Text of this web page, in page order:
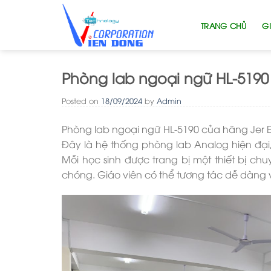
TRANG CHỦ
Phòng lab ngoại ngữ HL-
Posted on 18/09/2024 by Admin
Phòng lab ngoại ngữ HL-5190 của hãng
Đây là hệ thống phòng lab Analog hiện
Mỗi học sinh được trang bị một thiết bị
chóng. Giáo viên có thể tương tác dễ dàng